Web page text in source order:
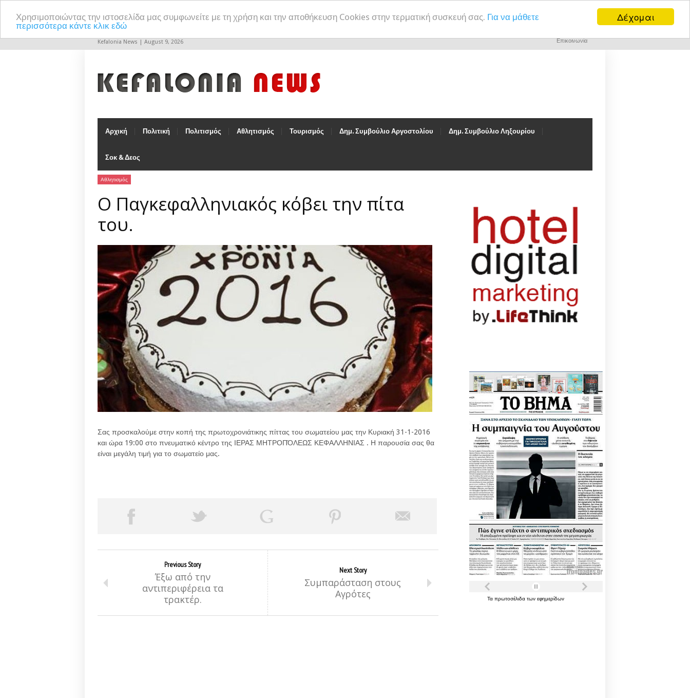
Δέχομαι
Χρησιμοποιώντας την ιστοσελίδα μας συμφωνείτε με τη χρήση και την αποθήκευση Cookies στην τερματική συσκευή σας. Για να μάθετε
περισσότερα κάντε κλικ εδώ
Kefalonia News | August 9, 2026 Επικοινωνία
Αρχική Πολιτική Πολιτισμός Αθλητισμός Τουρισμός Δημ. Συμβούλιο Αργοστολίου Δημ. Συμβούλιο Ληξουρίου
Σοκ & Δεος
Αθλητισμός
Ο Παγκεφαλληνιακός κόβει την πίτα
του.
Σας προσκαλούμε στην κοπή της πρωτοχρονιάτικης πίττας του σωματείου μας την Κυριακή 31-1-2016
και ώρα 19:00 στο πνευματικό κέντρο της ΙΕΡΑΣ ΜΗΤΡΟΠΌΛΕΩΣ ΚΕΦΑΛΛΗΝΙΑΣ . Η παρουσία σας θα
είναι μεγάλη τιμή για το σωματείο μας.
Previous Story
Έξω από την
αντιπεριφέρεια τα
τρακτέρ.
Next Story
Συμπαράσταση στους
Αγρότες
Τα πρωτοσέλιδα των εφημερίδων